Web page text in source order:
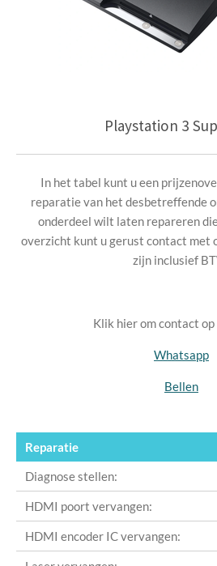
Playstation 3
In het tabel kunt u een
reparatie van het desbetreffende
onderdeel wilt laten repareren
overzicht kunt u gerust contact met
zijn inclusief
Klik hier om contact op
Whatsapp
Bellen
Reparatie
Diagnose stellen:
HDMI poort vervangen:
HDMI encoder IC vervangen: